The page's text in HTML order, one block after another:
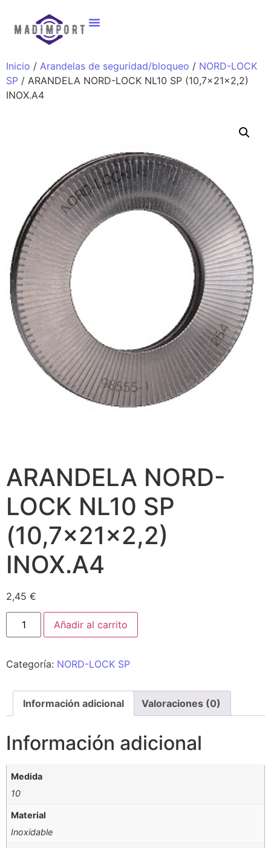
Inicio / Arandelas de seguridad/bloqueo / NORD-LOCK
SP / ARANDELA NORD-LOCK NL10 SP (10,7x21x2,2)
INOX.A4
ARANDELA NORD-
LOCK NL10 SP
(10,7x21x2,2)
INOX.A4
2,45 €
Añadir al carrito
Categoría: NORD-LOCK SP
Información adicional Valoraciones (0)
Información adicional
Medida
10
Material
Inoxidable